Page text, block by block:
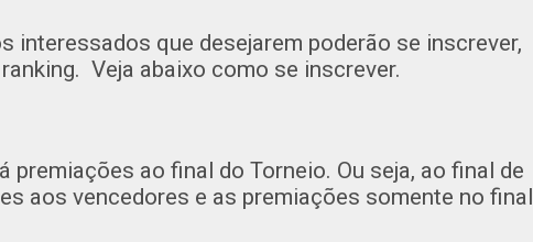
interessados que desejarem poderão se inscrever,
Veja abaixo como se inscrever.
premiações ao final do Torneio. Ou seja, ao final de
aos vencedores e as premiações somente no final